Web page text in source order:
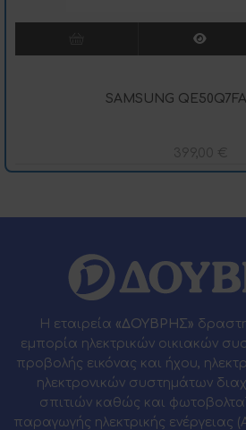
SAMSUNG
399,00 €
Η εταιρεία «ΔΟΥΒΡΗΣ»
εμπορία ηλεκτρικών οικιακών
προβολής εικόνας και ήχου,
ηλεκτρονικών συστημάτων
σπιτιών καθώς και
παραγωγής ηλεκτρικής ενέργειας